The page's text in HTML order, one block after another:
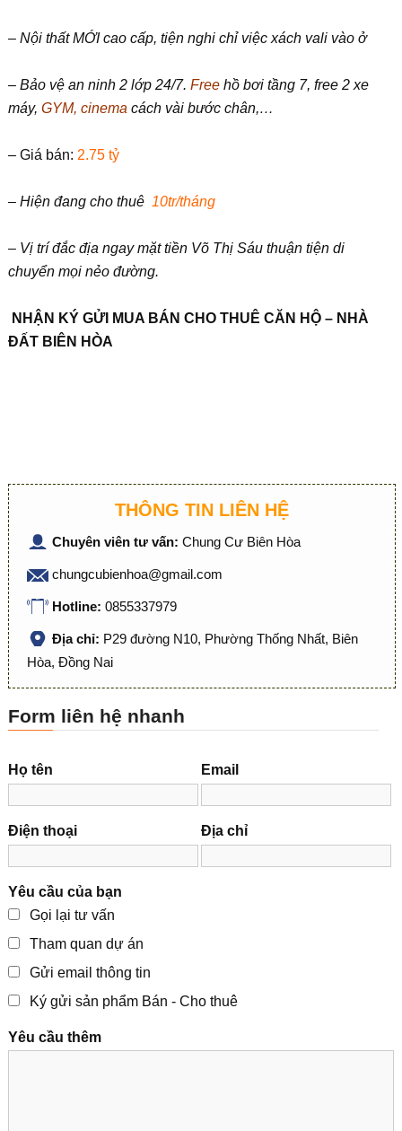
– Nội thất MỚI cao cấp, tiện nghi chỉ việc xách vali vào ở
– Bảo vệ an ninh 2 lớp 24/7. Freehồ bơi tầng 7, free 2 xe
máy, GYM, cinema cách vài bước chân,…
– Giá bán: 2.75 tỷ
– Hiện đang cho thuê 10tr/tháng
– Vị trí đắc địa ngay mặt tiền Võ Thị Sáu thuận tiện di
chuyển mọi nẻo đường.
NHẬN KÝ GỬI MUA BÁN CHO THUÊ CĂN HỘ – NHÀ
ĐẤT BIÊN HÒA
THÔNG TIN LIÊN HỆ
Chuyên viên tư vấn: Chung Cư Biên Hòa
chungcubienhoa@gmail.com
Hotline: 0855337979
Địa chỉ: P29 đường N10, Phường Thống Nhất, Biên
Hòa, Đồng Nai
Form liên hệ nhanh
Họ tên Email
Điện thoại Địa chỉ
Yêu cầu của bạn
Gọi lại tư vấn
Tham quan dự án
Gửi email thông tin
Ký gửi sản phẩm Bán - Cho thuê
Yêu cầu thêm